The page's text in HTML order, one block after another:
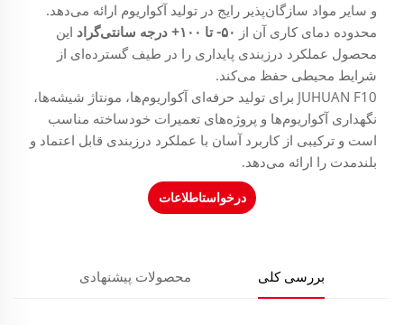
و سایر مواد سازگان‌پذیر رایج در تولید آکواریوم ارائه می‌دهد.
محدوده دمای کاری آن از ۵۰- تا ۱۰۰+ درجه سانتی‌گراد
این
محصول عملکرد درزبندی پایداری را در طیف گسترده‌ای از
شرایط محیطی حفظ می‌کند.
JUHUAN F10 برای تولید حرفه‌ای آکواریوم‌ها، مونتاژ شیشه‌ها،
نگهداری آکواریوم‌ها و پروژه‌های تعمیرات خودساخته مناسب
است و ترکیبی از کاربرد آسان با عملکرد درزبندی قابل اعتماد و
بلندمدت را ارائه می‌دهد.
درخواستاطلاعات
بررسی کلی محصولات پیشنهادی